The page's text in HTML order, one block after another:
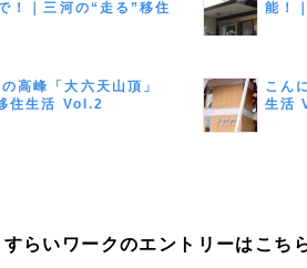
！｜三河の“走る”移住
能！
高峰「大六天山頂」
住生活 Vol.2
こん
生活
らいワークのエントリーはこち